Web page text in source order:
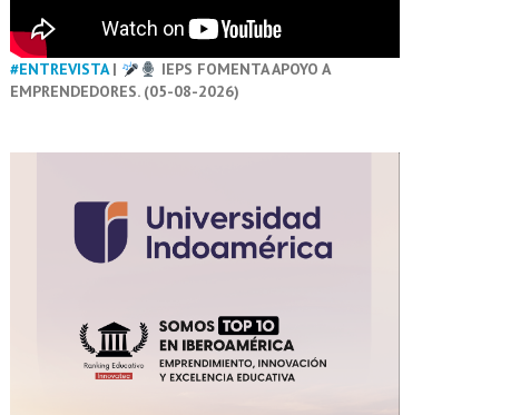
#ENTREVISTA|
IEPS FOMENTA APOYO A
EMPRENDEDORES. (05-08-2026)